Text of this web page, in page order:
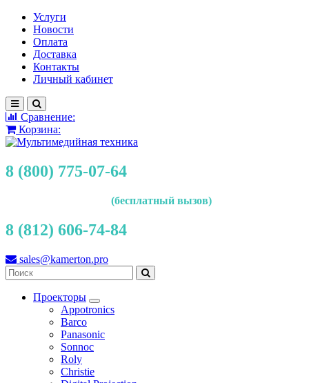
Услуги
Новости
Оплата
Доставка
Контакты
Личный кабинет
Сравнение:
Корзина:
8 (800) 775-07-64
(бесплатный вызов)
8 (812) 606-74-84
sales@kamerton.pro
Проекторы
Appotronics
Barco
Panasonic
Sonnoc
Roly
Christie